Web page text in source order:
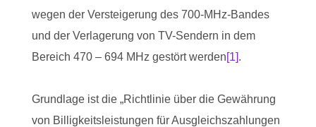
wegen der Versteigerung des 700-MHz-Bandes
und der Verlagerung von TV-Sendern in dem
Bereich 470 – 694 MHz gestört werden[1].
Grundlage ist die „Richtlinie über die Gewährung
von Billigkeitsleistungen für Ausgleichszahlungen